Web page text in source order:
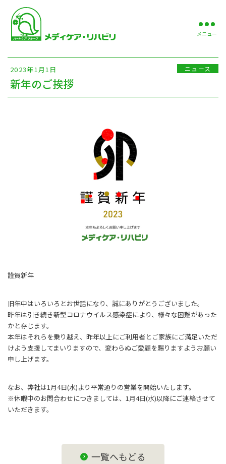
メニュー
2023年1月1日
新年のご挨拶
ニュース
謹賀新年
旧年中はいろいろとお世話になり、誠にありがとうございました。
昨年は引き続き新型コロナウイルス感染症により、様々な困難があった
かと存じます。
本年はそれらを乗り越え、昨年以上にご利用者とご家族にご満足いただ
けよう支援してまいりますので、変わらぬご愛顧を賜りますようお願い
申し上げます。
なお、弊社は1月4日(水)より平常通りの営業を開始いたします。
※休暇中のお問合わせにつきましては、1月4日(水)以降にご連絡させて
いただきます。
一覧へもどる